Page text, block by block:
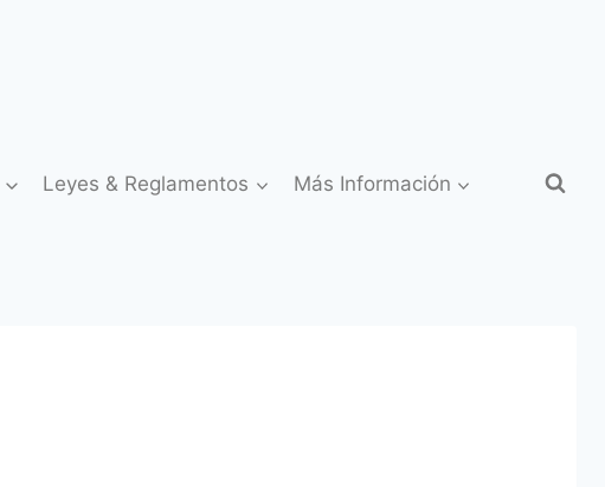
Leyes & Reglamentos Más Información